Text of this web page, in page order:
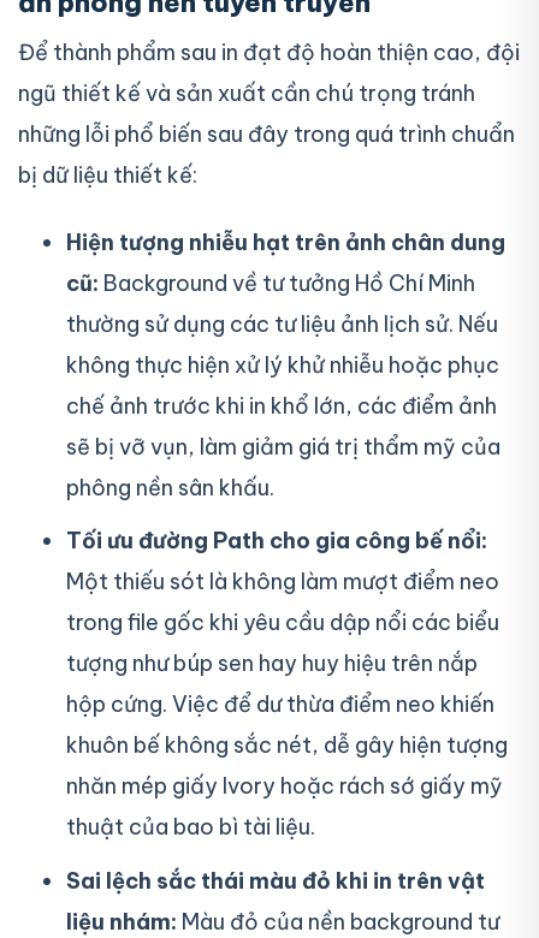
Để thành phẩm sau in đạt độ hoàn thiện cao, đội
ngũ thiết kế và sản xuất cần chú trọng tránh
những lỗi phổ biến sau đây trong quá trình chuẩn
bị dữ liệu thiết kế:
Hiện tượng nhiễu hạt trên ảnh chân dung
cũ: Background về tư tưởng Hồ Chí Minh
thường sử dụng các tư liệu ảnh lịch sử. Nếu
không thực hiện xử lý khử nhiễu hoặc phục
chế ảnh trước khi in khổ lớn, các điểm ảnh
sẽ bị vỡ vụn, làm giảm giá trị thẩm mỹ của
phông nền sân khấu.
Tối ưu đường Path cho gia công bế nổi:
Một thiếu sót là không làm mượt điểm neo
trong file gốc khi yêu cầu dập nổi các biểu
tượng như búp sen hay huy hiệu trên nắp
hộp cứng. Việc để dư thừa điểm neo khiến
khuôn bế không sắc nét, dễ gây hiện tượng
nhăn mép giấy Ivory hoặc rách sớ giấy mỹ
thuật của bao bì tài liệu.
Sai lệch sắc thái màu đỏ khi in trên vật
liệu nhám: Màu đỏ của nền background tư